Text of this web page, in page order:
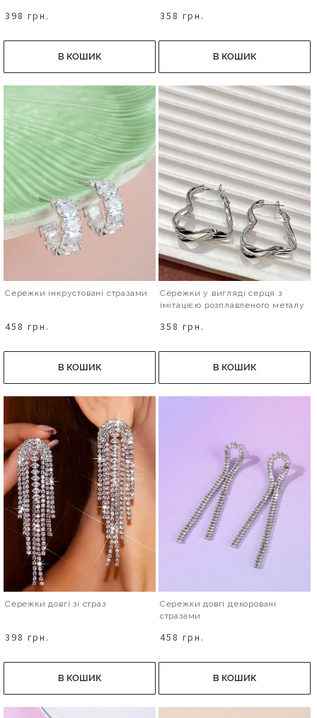
398 грн.
В КОШИК
358 грн.
В КОШИК
Сережки інкрустовані стразами
458 грн.
В КОШИК
Сережки у вигляді серця з
імітацією розплавленого металу
358 грн.
В КОШИК
Сережки довгі зі страз
398 грн.
В КОШИК
Сережки довгі декоровані
стразами
458 грн.
В КОШИК